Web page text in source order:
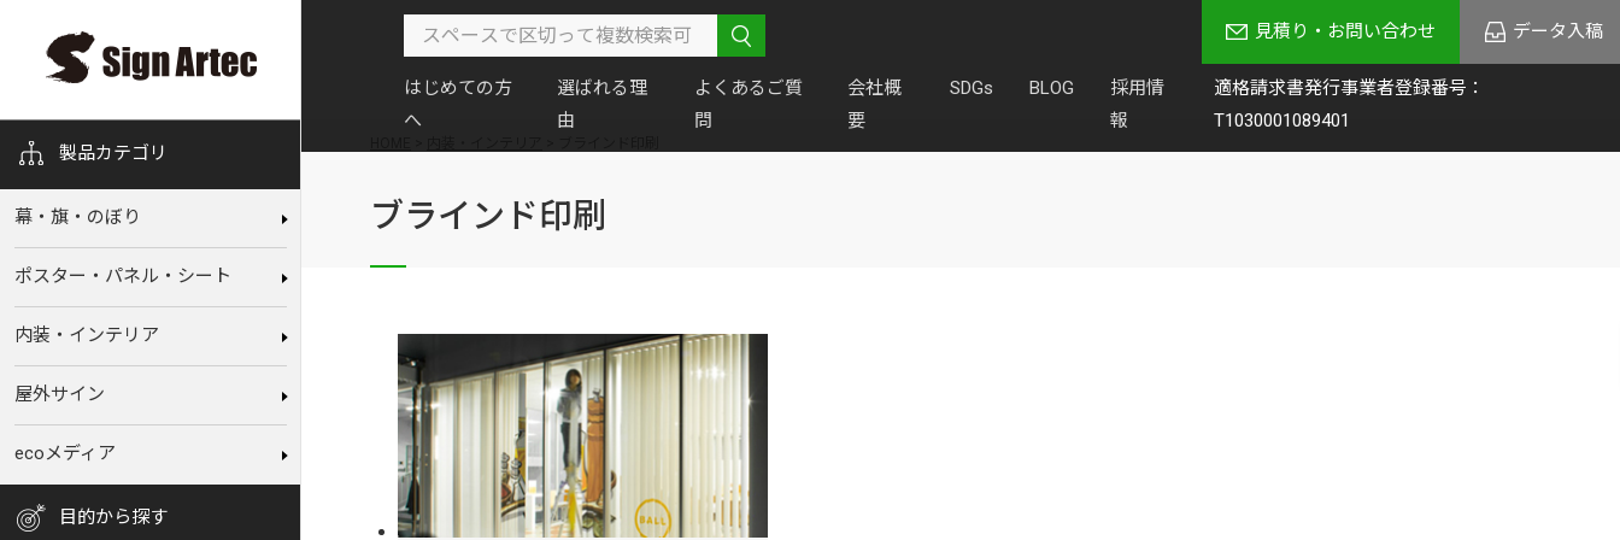
製品カテゴリ
幕‧旗‧のぼり
ポスター・パネル・シート
内装‧インテリア
屋外サイン
ecoメディア
⽬的から探す
見積り・お問い合わせ データ入稿
はじめての方
へ
選ばれる理
由
よくあるご質
問
会社概
要
SDGs BLOG
採用情
報
適格請求書発行事業者登録番号：
T1030001089401
ブラインド印刷